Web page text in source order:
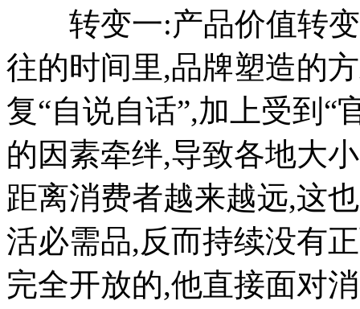
转变一:产品价值转变
往的时间里,品牌塑造的
复“自说自话”,加上受到“
的因素牵绊,导致各地大
距离消费者越来越远,这
活必需品,反而持续没有
完全开放的,他直接面对